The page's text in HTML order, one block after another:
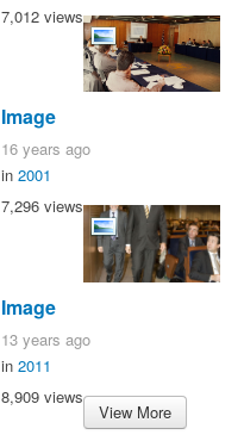
7,012 views
Image
16 years ago
in 2001
7,296 views
Image
13 years ago
in 2011
8,909 views
View More